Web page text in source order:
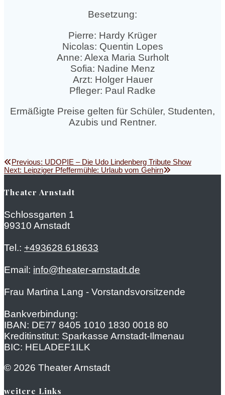
Besetzung:
Pierre: Hardy Krüger
Nicolas: Quentin Lopes
Anne: Alexa Maria Surholt
Sofia: Nadine Menz
Arzt: Holger Hauer
Pfleger: Paul Radke
Ermäßigte Preise gelten für Schüler, Studenten,
Azubis und Rentner.
Beitragsnavigation
Previous: Previous
post:
UDOPIE – Die Udo Lindenberg Tribute Show
Next: Next
Leipziger Pfeffermühle: Urlaub vom Gehirn
Theater Arnstadt
Schlossgarten 1
99310 Arnstadt
Tel.: +493628 618633
Email: info@theater-arnstadt.de
Frau Martina Lang - Vorstandsvorsitzende
Bankverbindung:
IBAN: DE77 8405 1010 1830 0018 80
Kreditinstitut: Sparkasse Arnstadt-Ilmenau
BIC: HELADEF1ILK
© 2026 Theater Arnstadt
weitere Links